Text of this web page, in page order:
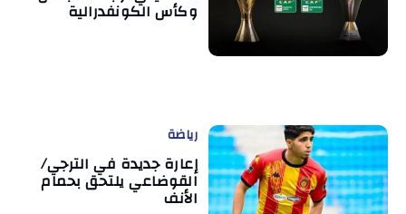
وكأس الكونفدرالية
رياضة
إعارة جديدة في الترجي/
القوضاعي يلتحق بحمام
الأنف